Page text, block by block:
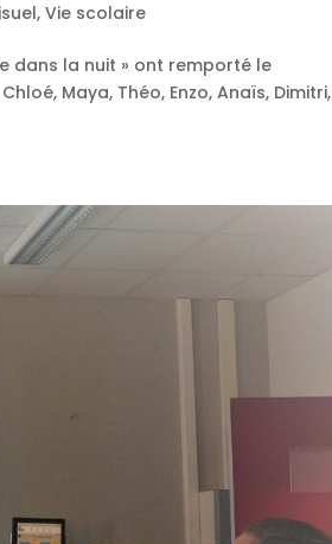
,Vie scolaire
dans la nuit » ont remporté le
Maya, Théo, Enzo, Anaïs, Dimitri,